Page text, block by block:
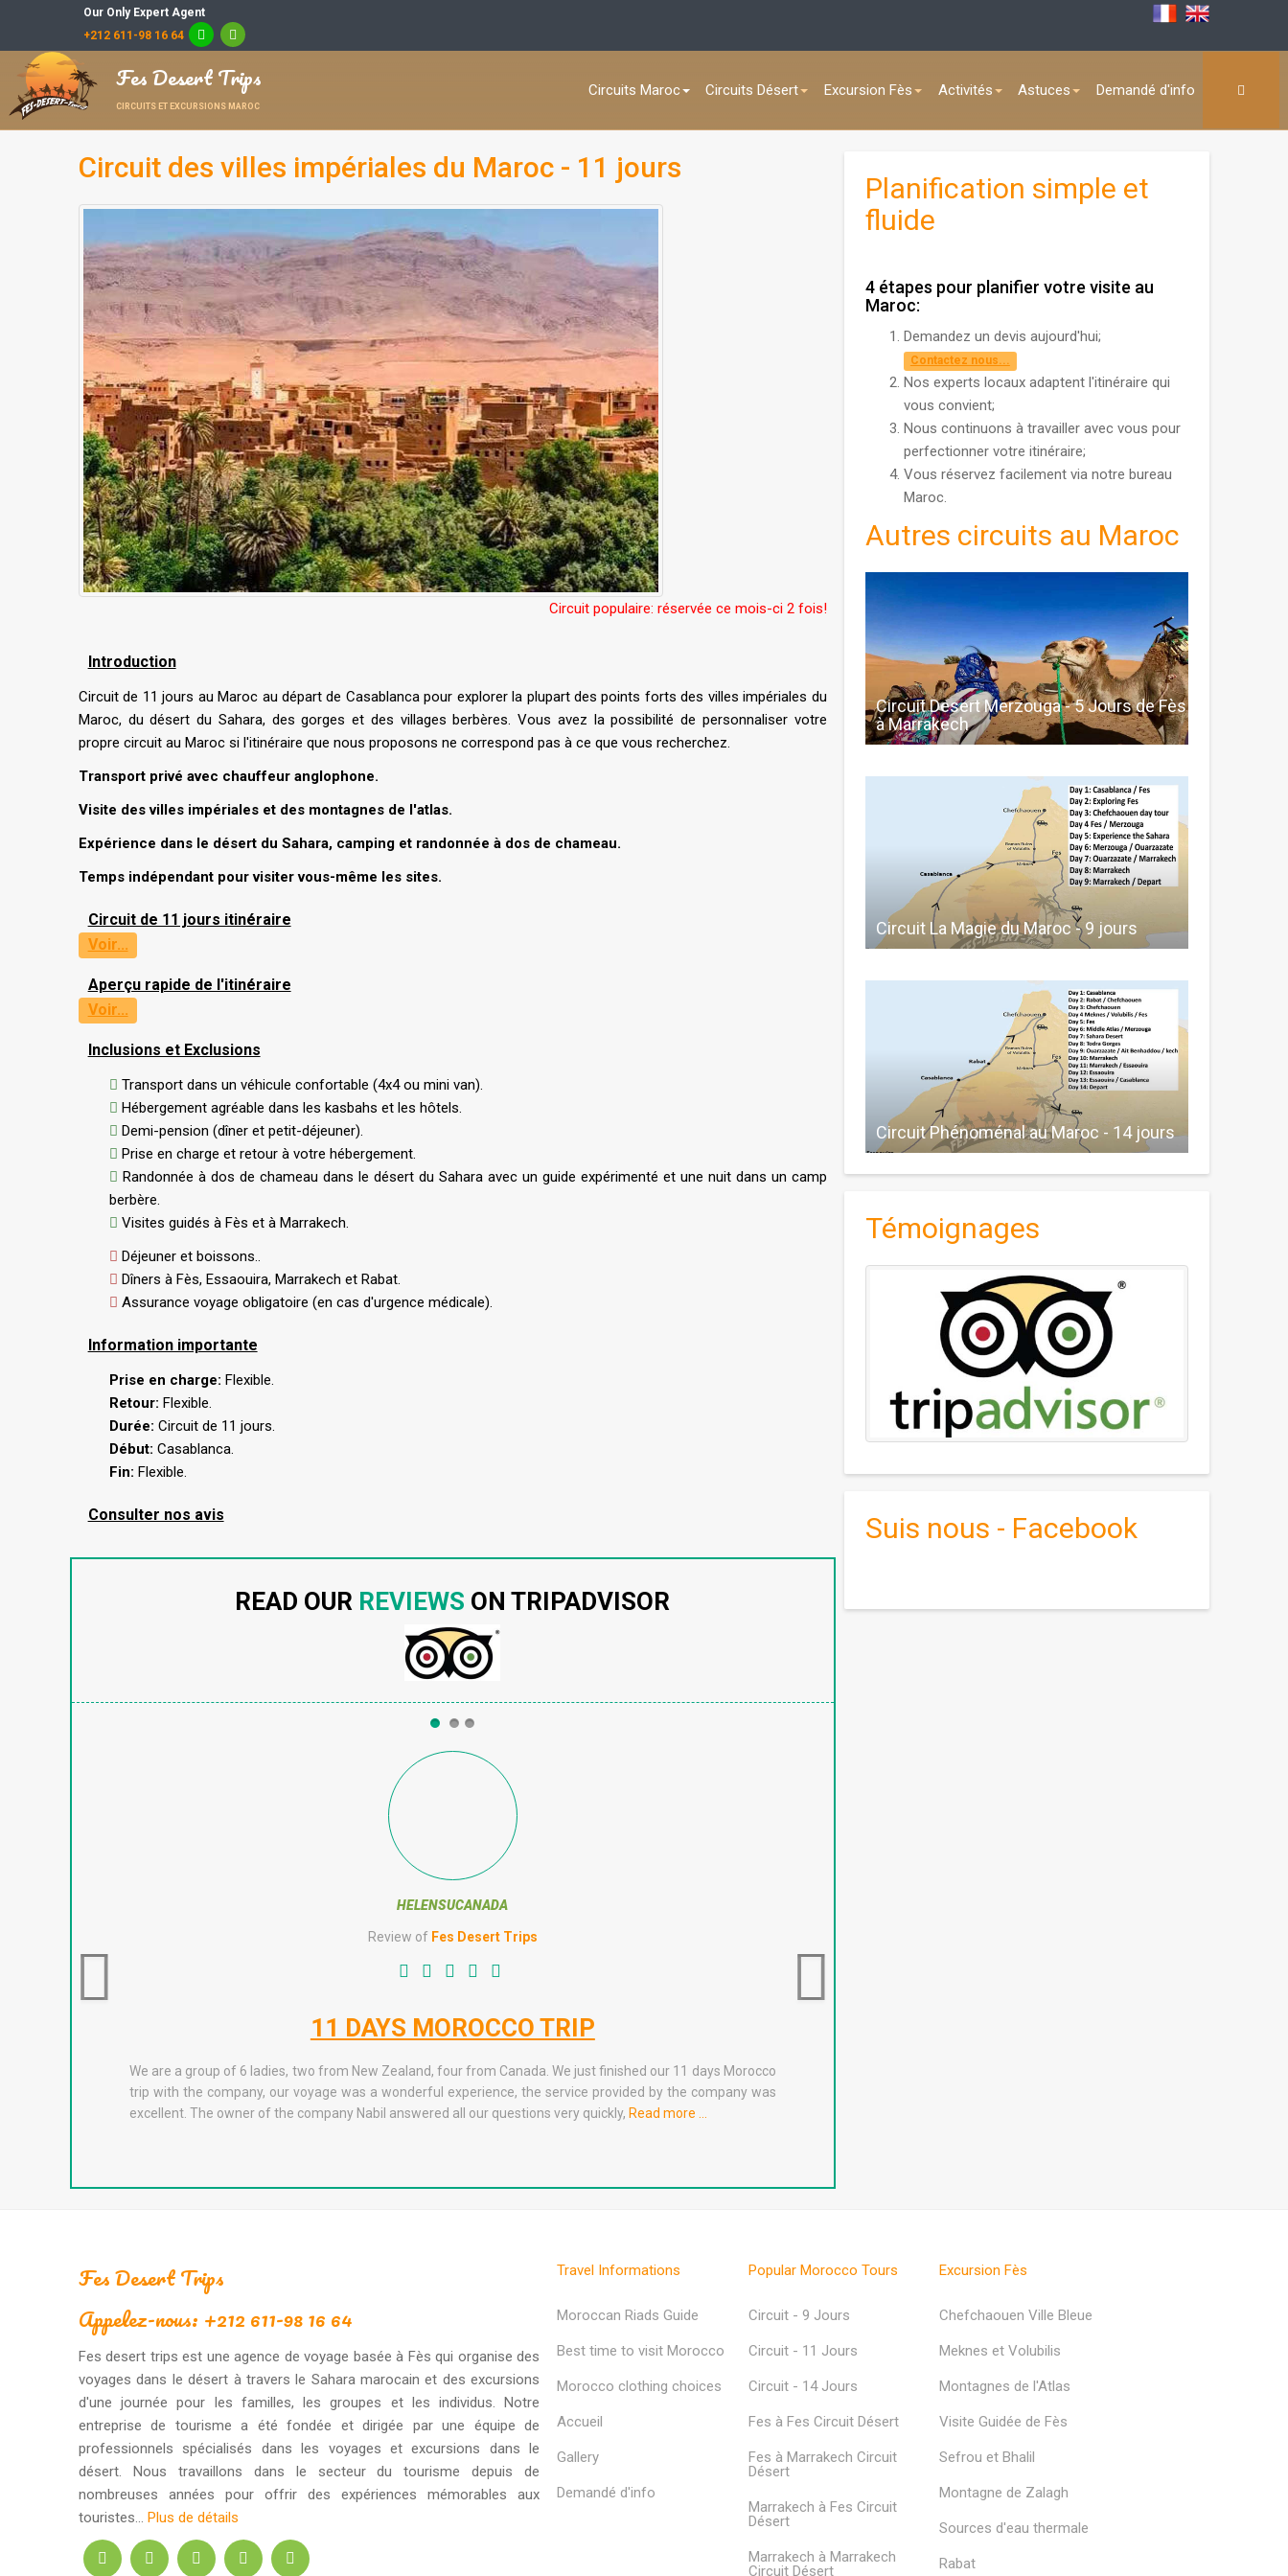
Our Only Expert Agent
+212 611-98 16 64
Fes Desert Trips
CIRCUITS ET EXCURSIONS MAROC
Circuits Maroc Circuits Désert Excursion Fès Activités Astuces Demandé d'info
Circuit des villes impériales du Maroc - 11 jours
Circuit populaire: réservée ce mois-ci 2 fois!
Introduction
Circuit de 11 jours au Maroc au départ de Casablanca pour explorer la plupart des points forts des villes impériales du
Maroc, du désert du Sahara, des gorges et des villages berbères. Vous avez la possibilité de personnaliser votre
propre circuit au Maroc si l'itinéraire que nous proposons ne correspond pas à ce que vous recherchez.
Transport privé avec chauffeur anglophone.
Visite des villes impériales et des montagnes de l'atlas.
Expérience dans le désert du Sahara, camping et randonnée à dos de chameau.
Temps indépendant pour visiter vous-même les sites.
Circuit de 11 jours itinéraire
Voir...
Aperçu rapide de l'itinéraire
Voir...
Inclusions et Exclusions
Transport dans un véhicule confortable (4x4 ou mini van).
Hébergement agréable dans les kasbahs et les hôtels.
Demi-pension (dîner et petit-déjeuner).
Prise en charge et retour à votre hébergement.
Randonnée à dos de chameau dans le désert du Sahara avec un guide expérimenté et une nuit dans un camp
berbère.
Visites guidés à Fès et à Marrakech.
Déjeuner et boissons..
Dîners à Fès, Essaouira, Marrakech et Rabat.
Assurance voyage obligatoire (en cas d'urgence médicale).
Information importante
Prise en charge:Flexible.
Retour:Flexible.
Durée:Circuit de 11 jours.
Début:Casablanca.
Fin:Flexible.
Consulter nos avis
READ OUR REVIEWS ON TRIPADVISOR
HELENSUCANADA
Review of Fes Desert Trips
11 DAYS MOROCCO TRIP
We are a group of 6 ladies, two from New Zealand, four from Canada. We just finished our 11 days Morocco
trip with the company, our voyage was a wonderful experience, the service provided by the company was
excellent. The owner of the company Nabil answered all our questions very quickly, Read more …
Planification simple et
fluide
4 étapes pour planifier votre visite au
Maroc:
Demandez un devis aujourd'hui;
Contactez nous...
Nos experts locaux adaptent l'itinéraire qui
vous convient;
Nous continuons à travailler avec vous pour
perfectionner votre itinéraire;
Vous réservez facilement via notre bureau
Maroc.
Autres circuits au Maroc
Circuit Desert Merzouga - 5 Jours de Fès
à Marrakech
Circuit La Magie du Maroc - 9 jours
Circuit Phénoménal au Maroc - 14 jours
Témoignages
Suis nous - Facebook
Fes Desert Trips
Appelez-nous: +212 611-98 16 64
Fes desert trips est une agence de voyage basée à Fès qui organise des
voyages dans le désert à travers le Sahara marocain et des excursions
d'une journée pour les familles, les groupes et les individus. Notre
entreprise de tourisme a été fondée et dirigée par une équipe de
professionnels spécialisés dans les voyages et excursions dans le
désert. Nous travaillons dans le secteur du tourisme depuis de
nombreuses années pour offrir des expériences mémorables aux
touristes... Plus de détails
Travel Informations
Moroccan Riads Guide
Best time to visit Morocco
Morocco clothing choices
Accueil
Gallery
Demandé d'info
Popular Morocco Tours
Circuit - 9 Jours
Circuit - 11 Jours
Circuit - 14 Jours
Fes à Fes Circuit Désert
Fes à Marrakech Circuit
Désert
Marrakech à Fes Circuit
Désert
Marrakech à Marrakech
Circuit Désert
Excursion Fès
Chefchaouen Ville Bleue
Meknes et Volubilis
Montagnes de l'Atlas
Visite Guidée de Fès
Sefrou et Bhalil
Montagne de Zalagh
Sources d'eau thermale
Rabat